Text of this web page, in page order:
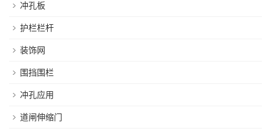
冲孔板
护栏栏杆
装饰网
围挡围栏
冲孔应用
道闸伸缩门